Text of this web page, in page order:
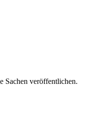
Sachen veröffentlichen.